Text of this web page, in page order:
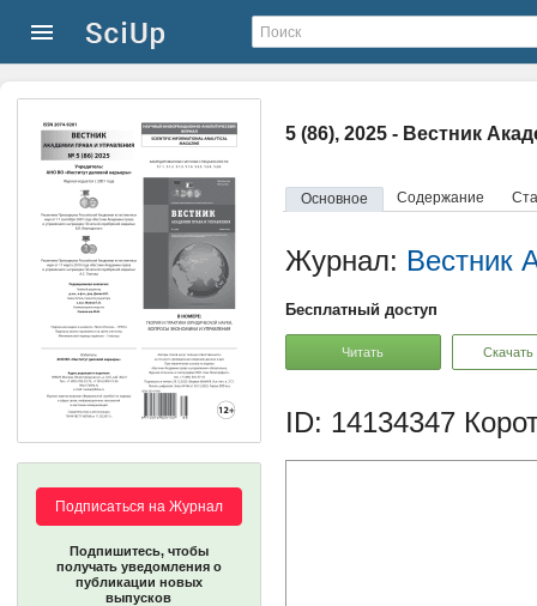
5 (86), 2025 - Вестник
Основное Содержание
Подписаться на Журнал
Подпишитесь, чтобы
получать уведомления о
публикации новых
выпусков
Журнал: Вестник
Бесплатный доступ
Читать Скачать
ID: 14134347